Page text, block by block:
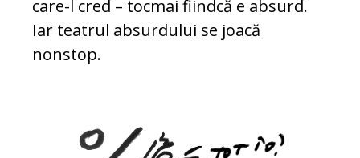
care-l cred – tocmai fiindcă e absurd.
Iar teatrul absurdului se joacă
nonstop.